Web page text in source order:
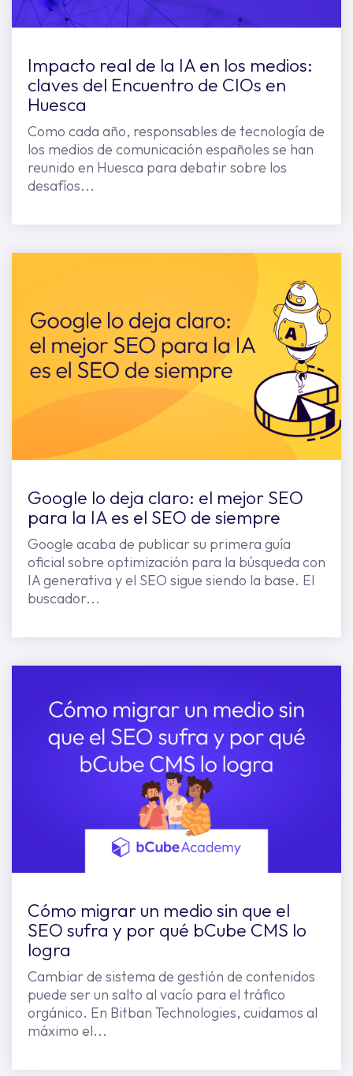
Impacto real de la IA en los medios:
claves del Encuentro de CIOs en
Huesca
Como cada año, responsables de tecnología de
los medios de comunicación españoles se han
reunido en Huesca para debatir sobre los
desafíos...
Google lo deja claro: el mejor SEO
para la IA es el SEO de siempre
Google acaba de publicar su primera guía
oficial sobre optimización para la búsqueda con
IA generativa y el SEO sigue siendo la base. El
buscador...
Cómo migrar un medio sin que el
SEO sufra y por qué bCube CMS lo
logra
Cambiar de sistema de gestión de contenidos
puede ser un salto al vacío para el tráfico
orgánico. En Bitban Technologies, cuidamos al
máximo el...